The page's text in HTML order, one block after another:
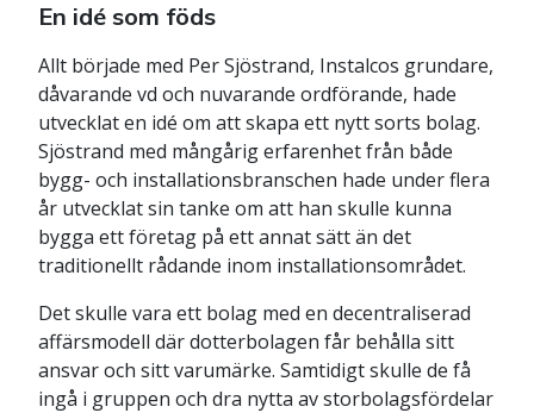
En idé som föds
Allt började med Per Sjöstrand, Instalcos grundare,
dåvarande vd och nuvarande ordförande, hade
utvecklat en idé om att skapa ett nytt sorts bolag.
Sjöstrand med mångårig erfarenhet från både
bygg- och installationsbranschen hade under flera
år utvecklat sin tanke om att han skulle kunna
bygga ett företag på ett annat sätt än det
traditionellt rådande inom installationsområdet.
Det skulle vara ett bolag med en decentraliserad
affärsmodell där dotterbolagen får behålla sitt
ansvar och sitt varumärke. Samtidigt skulle de få
ingå i gruppen och dra nytta av storbolagsfördelar